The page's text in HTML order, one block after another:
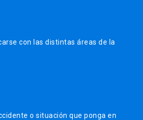
con las distintas áreas de la
o situación que ponga en